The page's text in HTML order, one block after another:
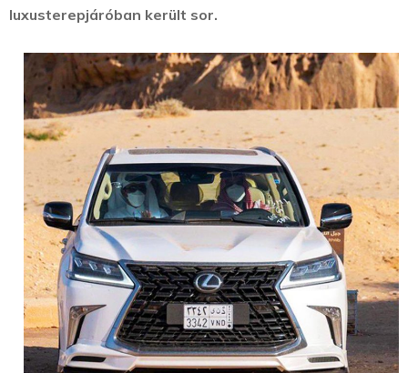
luxusterepjáróban került sor.